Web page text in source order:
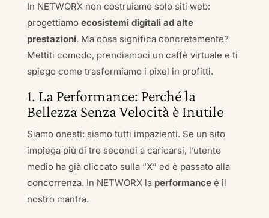
In NETWORX non costruiamo solo siti web:
progettiamo ecosistemi digitali ad alte
prestazioni. Ma cosa significa concretamente?
Mettiti comodo, prendiamoci un caffè virtuale e ti
spiego come trasformiamo i pixel in profitti.
1. La Performance: Perché la
Bellezza Senza Velocità è Inutile
Siamo onesti: siamo tutti impazienti. Se un sito
impiega più di tre secondi a caricarsi, l’utente
medio ha già cliccato sulla “X” ed è passato alla
concorrenza. In NETWORX la performanceè il
nostro mantra.